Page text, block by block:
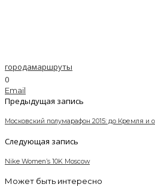
городамаршруты
0
Email
Предыдущая запись
Московский полумарафон 2015: до Кремля и
Следующая запись
Nike Women’s 10K Moscow
Может быть интересно